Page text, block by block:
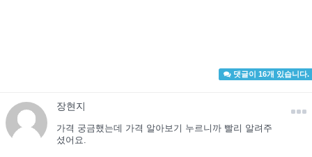
댓글이 16개 있습니다.
장현지
가격 궁금했는데 가격 알아보기 누르니까 빨리 알려주
셨어요.